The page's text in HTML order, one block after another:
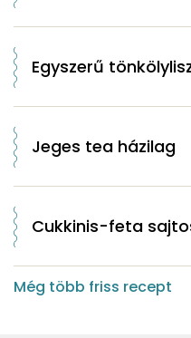
Egyszerű
Jeges tea házilag
Cukkinis-feta
Még több friss recept